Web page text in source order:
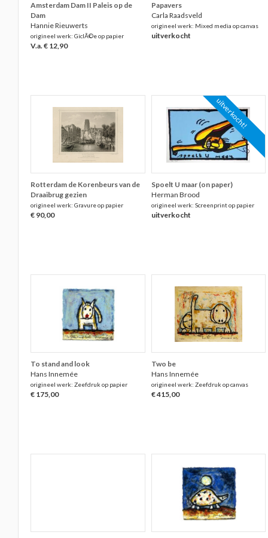
Amsterdam Dam II Paleis op de
Dam
Hannie Rieuwerts
origineel werk: GiclÃ©e op papier
V.a. € 12,90
Papavers
Carla Raadsveld
origineel werk: Mixed media op canvas
uitverkocht
Rotterdam de Korenbeurs van de
Draaibrug gezien
origineel werk: Gravure op papier
€ 90,00
uitverkocht!
Spoelt U maar (on paper)
Herman Brood
origineel werk: Screenprint op papier
uitverkocht
To stand and look
Hans Innemée
origineel werk: Zeefdruk op papier
€ 175,00
Two be
Hans Innemée
origineel werk: Zeefdruk op canvas
€ 415,00